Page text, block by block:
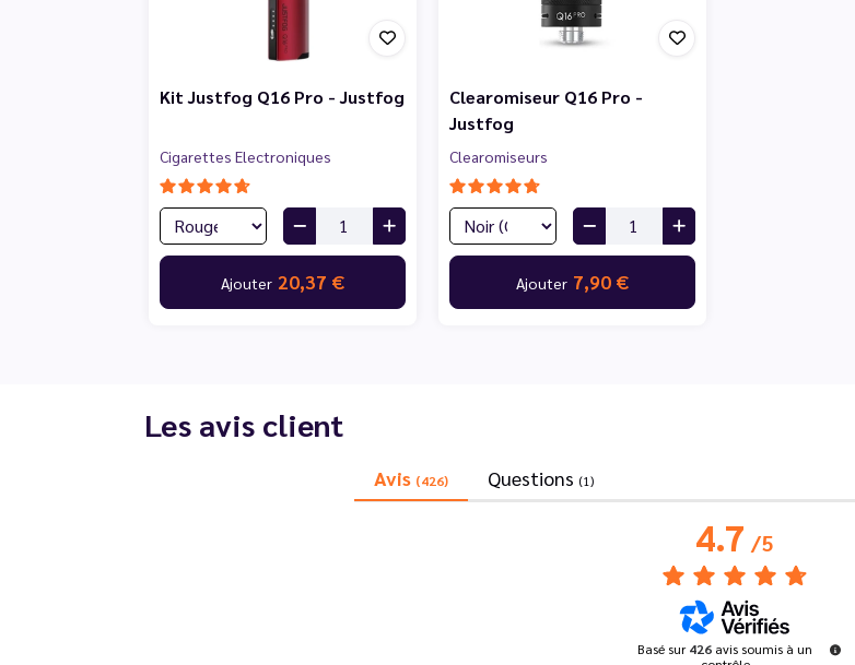
Kit Justfog Q16 Pro - Justfog
Cigarettes Electroniques
Ajouter 20,37 €
Clearomiseur Q16 Pro -
Justfog
Clearomiseurs
Ajouter 7,90 €
Les avis client
Avis (426) Questions (1)
4.7/5
Basé sur426 avis soumis à un